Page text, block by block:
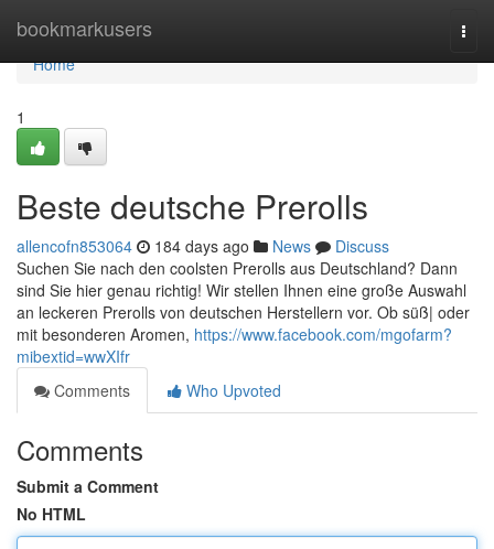
bookmarkusers
Home
Home
1
Beste deutsche Prerolls
allencofn853064 184 days ago News
Discuss
Suchen Sie nach den coolsten Prerolls aus Deutschland? Dann
sind Sie hier genau richtig! Wir stellen Ihnen eine große Auswahl
an leckeren Prerolls von deutschen Herstellern vor. Ob süß| oder
mit besonderen Aromen, https://www.facebook.com/mgofarm?
mibextid=wwXIfr
Comments
Who Upvoted
Comments
Submit a Comment
No HTML